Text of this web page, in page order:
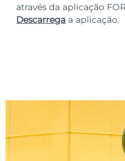
através da aplicação
Descarrega a aplicação.